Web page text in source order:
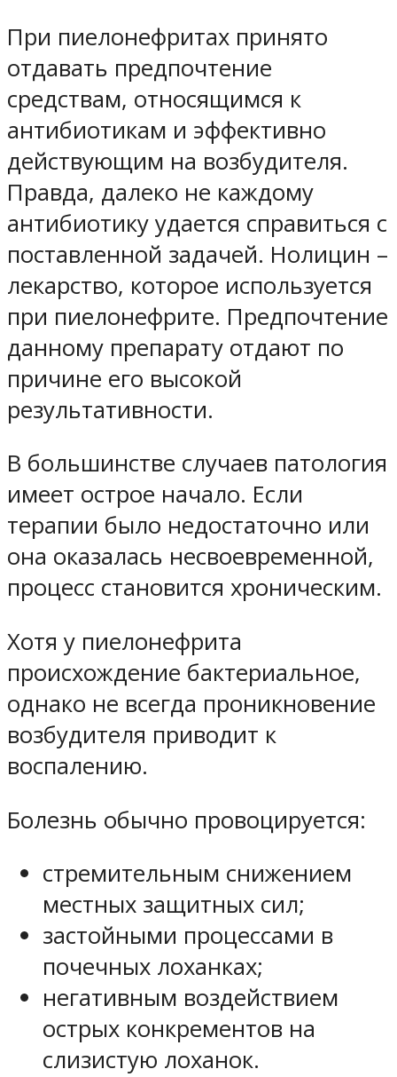
При пиелонефритах принято
отдавать предпочтение
средствам, относящимся к
антибиотикам и эффективно
действующим на возбудителя.
Правда, далеко не каждому
антибиотику удается справиться с
поставленной задачей. Нолицин –
лекарство, которое используется
при пиелонефрите. Предпочтение
данному препарату отдают по
причине его высокой
результативности.
В большинстве случаев патология
имеет острое начало. Если
терапии было недостаточно или
она оказалась несвоевременной,
процесс становится хроническим.
Хотя у пиелонефрита
происхождение бактериальное,
однако не всегда проникновение
возбудителя приводит к
воспалению.
Болезнь обычно провоцируется:
стремительным снижением
местных защитных сил;
застойными процессами в
почечных лоханках;
негативным воздействием
острых конкрементов на
слизистую лоханок.